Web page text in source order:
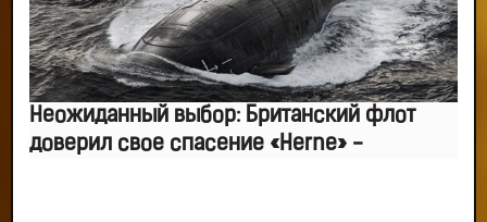
Неожиданный выбор: Британский флот
доверил свое спасение «Herne» -